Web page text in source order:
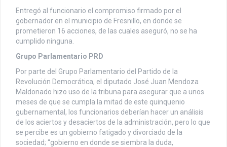
Entregó al funcionario el compromiso firmado por el
gobernador en el municipio de Fresnillo, en donde se
prometieron 16 acciones, de las cuales aseguró, no se ha
cumplido ninguna.
Grupo Parlamentario PRD
Por parte del Grupo Parlamentario del Partido de la
Revolución Democrática, el diputado José Juan Mendoza
Maldonado hizo uso de la tribuna para asegurar que a unos
meses de que se cumpla la mitad de este quinquenio
gubernamental, los funcionarios deberían hacer un análisis
de los aciertos y desaciertos de la administración, pero lo que
se percibe es un gobierno fatigado y divorciado de la
sociedad; “gobierno en donde se siembra la duda,